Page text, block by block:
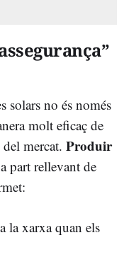
solars no és només
molt eficaç de
mercat. Produir
part rellevant de
a la xarxa quan els